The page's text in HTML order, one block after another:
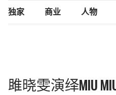
独家 商业 人物
雎晓雯演绎MIU